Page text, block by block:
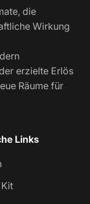
die
Wirkung
erzielte Erlös
Räume für
Links